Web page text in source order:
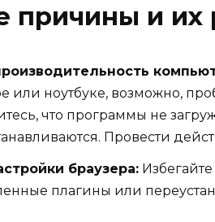
причины и их
или ноутбуке, возможно,
что программы не
Провести
браузера:
плагины или